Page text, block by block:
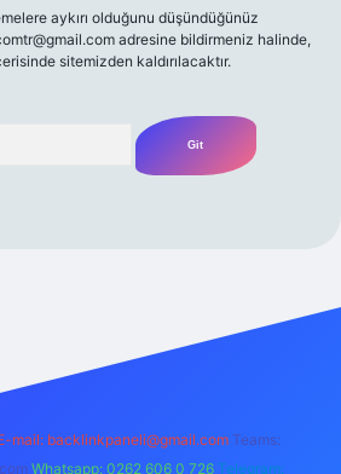
aykırı olduğunu düşündüğünüz
adresine bildirmeniz halinde,
sitemizden kaldırılacaktır.
mail: backlinkpaneli@gmail.com Teams:
Whatsapp: 0262 606 0 726 Telegram: